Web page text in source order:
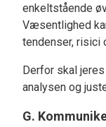
enkeltstående
Væsentlighed
tendenser, risici
Derfor skal
analysen og
G.